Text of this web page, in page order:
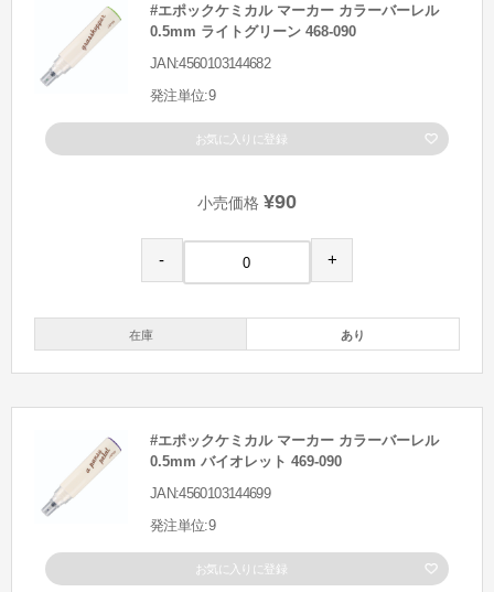
#エポックケミカル マーカー カラーバーレル
0.5mm ライトグリーン 468-090
JAN:4560103144682
発注単位:9
お気に入りに登録
小売価格 ¥90
- +
在庫 あり
#エポックケミカル マーカー カラーバーレル
0.5mm バイオレット 469-090
JAN:4560103144699
発注単位:9
お気に入りに登録